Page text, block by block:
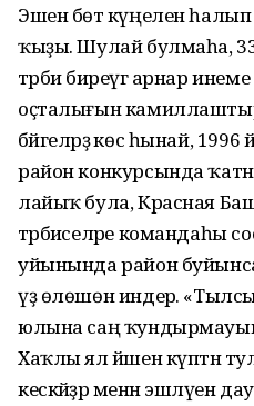
Эшен бөтә күңелен һалып
ҡыҙы. Шулай булмаһа, 33
тәрбиә биреүгә арнар
оҫталығын
бәйгеләрҙә көс һынай,
район конкурсында
лайыҡ була, Красная
тәрбиәселәре командаһы
уйынында район
үҙ өлөшөн индерә.
юлына саң
Хаҡлы ял йәшен күптән
кескәйҙәр менән эшләүен